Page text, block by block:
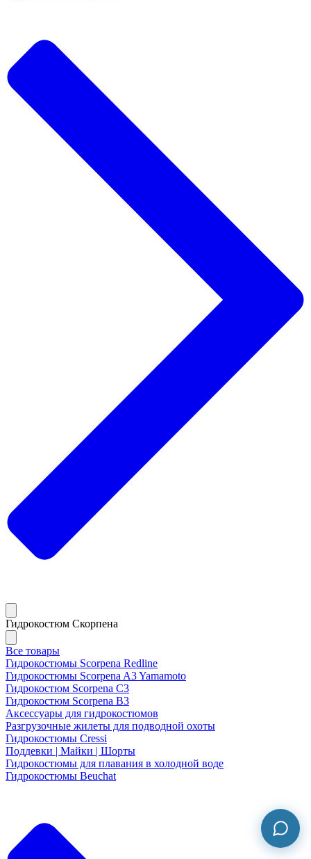
Гидрокостюм Скорпена
Все товары
Гидрокостюмы Scorpena Redline
Гидрокостюмы Scorpena A3 Yamamoto
Гидрокостюм Scorpena C3
Гидрокостюм Scorpena B3
Аксессуары для гидрокостюмов
Разгрузочные жилеты для подводной охоты
Гидрокостюмы Cressi
Поддевки | Майки | Шорты
Гидрокостюмы для плавания в холодной воде
Гидрокостюмы Beuchat